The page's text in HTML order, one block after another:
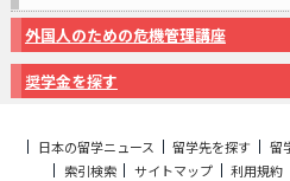
外国人のための危機管理講座
奨学金を探す
日本の留学ニュース 留学先を探す 留
索引検索
サイトマップ 利用規約